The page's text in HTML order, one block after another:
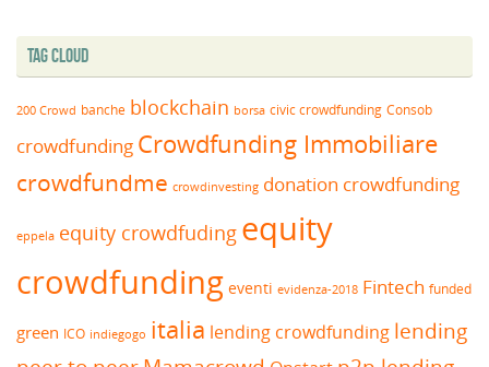
Tag Cloud
200 Crowd banche blockchain borsa civic crowdfunding Consob
crowdfunding Crowdfunding Immobiliare
crowdfundme crowdinvesting donation crowdfunding
eppela equity crowdfuding equity
crowdfunding eventi evidenza-2018 Fintech funded
green ICO indiegogo italia lending crowdfunding lending